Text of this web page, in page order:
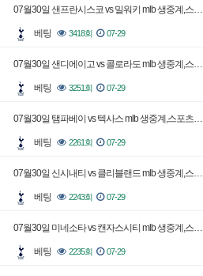
07월30일 샌프란시스코 vs 밀워키 mlb 생중계,스…
베팅 3418회 07-29
07월30일 샌디에이고 vs 콜로라도 mlb 생중계,스…
베팅 3251회 07-29
07월30일 탬파베이 vs 텍사스 mlb 생중계,스포츠…
베팅 2261회 07-29
07월30일 신시내티 vs 클리블랜드 mlb 생중계,스…
베팅 2243회 07-29
07월30일 미네소타 vs 캔자스시티 mlb 생중계,스…
베팅 2235회 07-29